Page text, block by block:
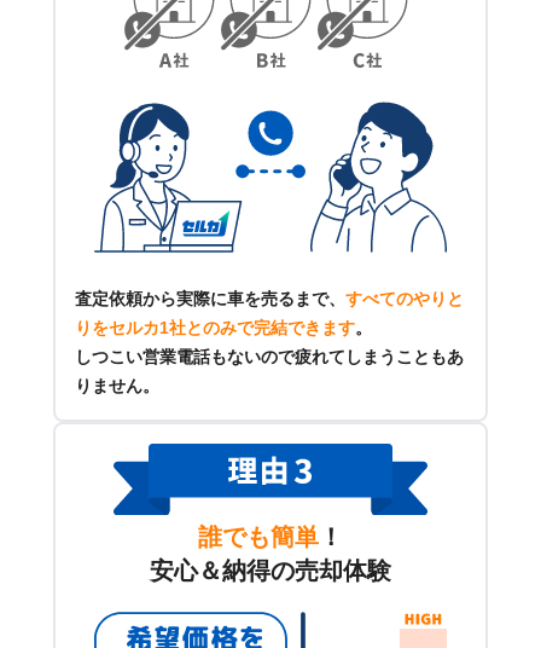
査定依頼から実際に車を売るまで、 すべてのやりと
りをセルカ1社とのみで完結できます。
しつこい営業電話もないので疲れてしまうこともあ
りません。
誰でも簡単 ！
安心＆納得の売却体験